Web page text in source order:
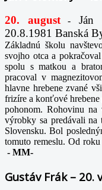
20. august-
Ján
20.8.1981 Banská
Základnú školu
svojho otca a
spolu s matkou a
pracoval v
hlavne hrebene zvané
frizíre a konťové hrebene
pohonom. Rohovinu
výrobky sa predávali na
Slovensku. Bol
tomuto remeslu. Od
- MM-
Gustáv Frák – 20.